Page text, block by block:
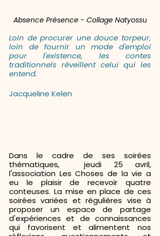
Absence Présence - Collage Natyossu
Loin de procurer une douce torpeur,
loin de fournir un mode d'emploi
pour l'existence, les contes
traditionnels réveillent celui qui les
entend.
Jacqueline Kelen
Dans le cadre de ses soirées
thématiques,  jeudi 25 avril,
l'association Les Choses de la vie a
eu le plaisir de recevoir quatre
conteuses. La mise en place de ces
soirées variées et régulières vise à
proposer un espace de partage
d'expériences et de connaissances
qui favorisent et alimentent nos